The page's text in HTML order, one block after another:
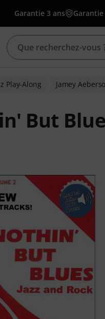
Garantie 3 ans
Play-Along Jamey
But
clients